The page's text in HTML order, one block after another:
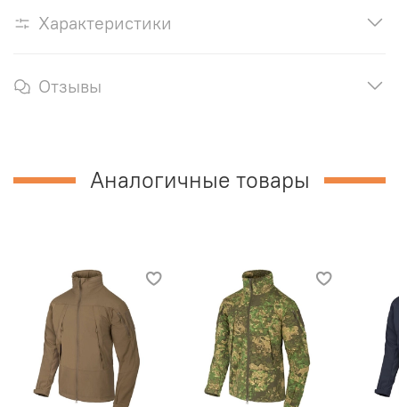
Характеристики
Отзывы
Аналогичные товары